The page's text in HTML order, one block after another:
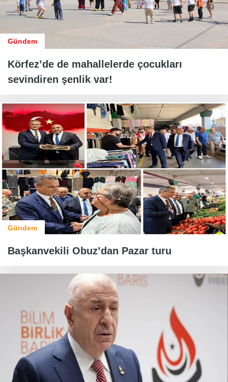
Gündem
Körfez’de de mahallelerde çocukları
sevindiren şenlik var!
Gündem
Başkanvekili Obuz’dan Pazar turu